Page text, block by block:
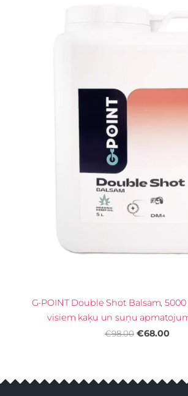
G-POINT Double Shot Balsam,
visiem kaķu un suņu
€98.00 €68.00